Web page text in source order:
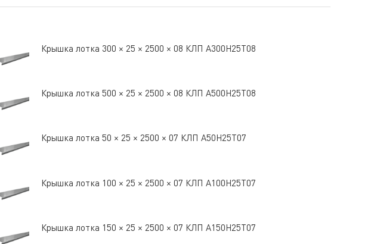
Крышка лотка 300 × 25 × 2500 × 08 КЛП А300Н25Т08
Крышка лотка 500 × 25 × 2500 × 08 КЛП А500Н25Т08
Крышка лотка 50 × 25 × 2500 × 07 КЛП А50Н25Т07
Крышка лотка 100 × 25 × 2500 × 07 КЛП А100Н25Т07
Крышка лотка 150 × 25 × 2500 × 07 КЛП А150Н25Т07